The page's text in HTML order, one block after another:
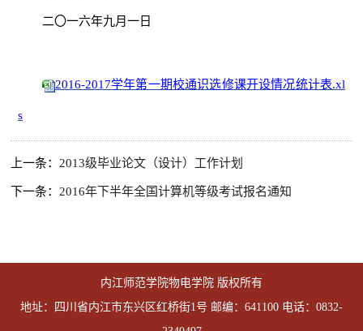
二〇一六年九月一日
2016-2017学年第一期校通识选修课开设情况统计表.xl
s
上一条： 2013级毕业论文（设计）工作计划
下一条： 2016年下半年全国计算机等级考试报名通知
内江师范学院物电学院 版权所有
地址：四川省内江市东兴区红桥街1号 邮编：641100 电话：0832-